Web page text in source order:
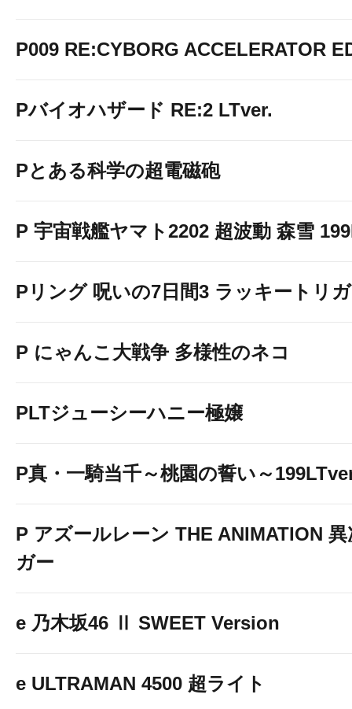
P009 RE:CYBORG ACCELERATOR
Pバイオハザード RE:2 LTver.
Pとある科学の超電磁砲
P 宇宙戦艦ヤマト2202 超波動 森雪
Pリング 呪いの7日間3 ラッキートリ
P にゃんこ大戦争 多様性のネコ
PLTジューシーハニー極嬢
P真・一騎当千～桃園の誓い～
P アズールレーン THE ANIMATION
ガー
e 乃木坂46 Ⅱ SWEET Version
e ULTRAMAN 4500 超ライト